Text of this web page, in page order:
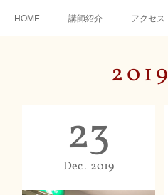
HOME 講師紹介 アクセス
2019
23
Dec 2019